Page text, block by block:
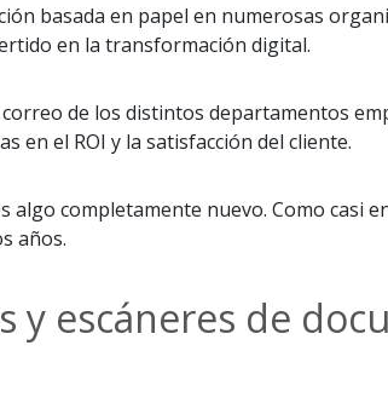
basada en papel en numerosas
en la transformación digital.
de los distintos departamentos
en el ROI y la satisfacción del cliente.
completamente nuevo. Como casi
años.
escáneres de